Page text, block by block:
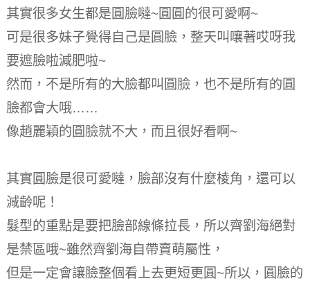
其實很多女生都是圓臉噠~圓圓的很可愛啊~
可是很多妹子覺得自己是圓臉，整天叫嚷著哎呀我
要遮臉啦減肥啦~
然而，不是所有的大臉都叫圓臉，也不是所有的圓
臉都會大哦……
像趙麗穎的圓臉就不大，而且很好看啊~
其實圓臉是很可愛噠，臉部沒有什麼棱角，還可以
減齡呢！
髮型的重點是要把臉部線條拉長，所以齊劉海絕對
是禁區哦~雖然齊劉海自帶賣萌屬性，
但是一定會讓臉整個看上去更短更圓~所以，圓臉的